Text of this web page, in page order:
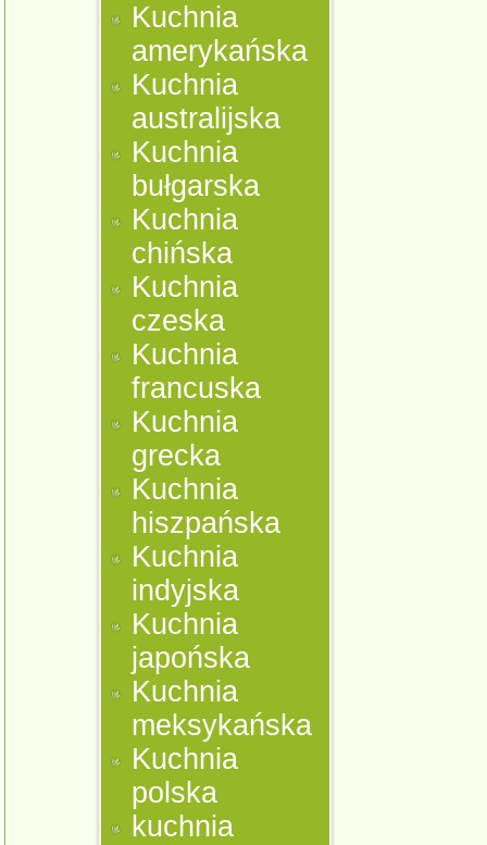
Kuchnia
amerykańska
Kuchnia
australijska
Kuchnia
bułgarska
Kuchnia
chińska
Kuchnia
czeska
Kuchnia
francuska
Kuchnia
grecka
Kuchnia
hiszpańska
Kuchnia
indyjska
Kuchnia
japońska
Kuchnia
meksykańska
Kuchnia
polska
kuchnia